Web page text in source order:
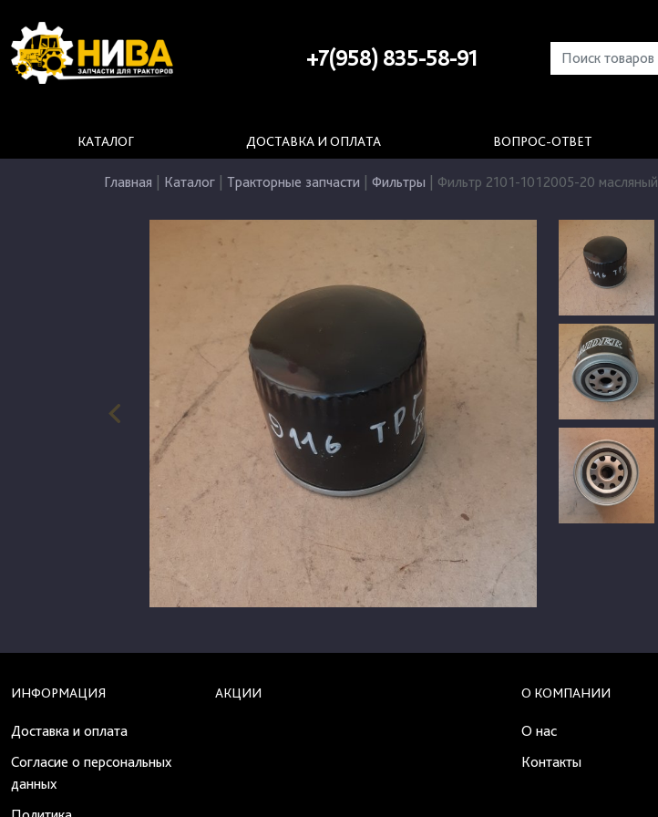
+7(958) 835-58-91
КАТАЛОГ ДОСТАВКА И ОПЛАТА ВОПРОС-ОТВЕТ
Главная Каталог Тракторные запчасти Фильтры Фильтр 2101-1012005-20 масляный
ИНФОРМАЦИЯ
Доставка и оплата
Согласие о персональных
данных
АКЦИИ О КОМПАНИИ
О нас
Контакты